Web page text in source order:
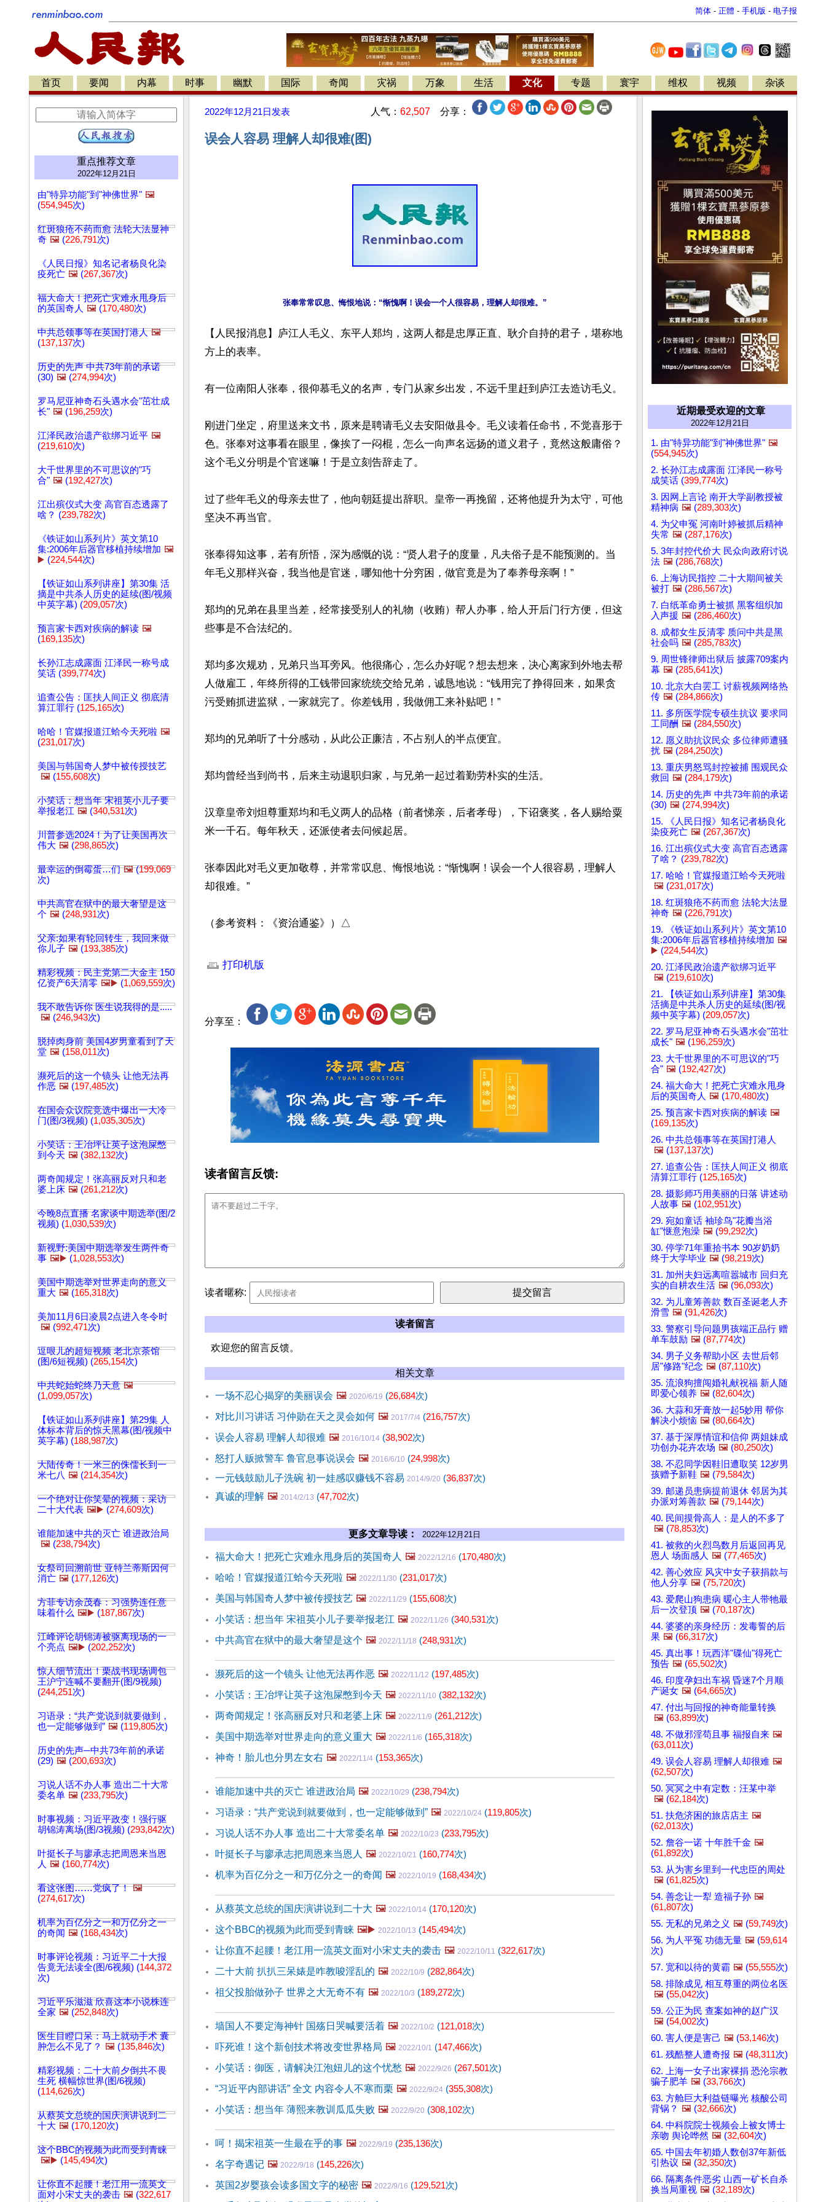
简体 - 正體 - 手机版 - 电子报
首页 要闻 内幕 时事 幽默 国际 奇闻 灾祸 万象 生活 文化 专题 寰宇 维权 视频 杂谈
重点推荐文章
2022年12月21日
由"特异功能"到"神佛世界" 🖼️
(554,945次)
红斑狼疮不药而愈 法轮大法显神
奇 🖼️ (226,791次)
《人民日报》知名记者杨良化染
疫死亡 🖼️ (267,367次)
福大命大！把死亡灾难永甩身后
的英国奇人 🖼️ (170,480次)
中共总领事等在英国打港人 🖼️
(137,137次)
历史的先声 中共73年前的承诺
(30) 🖼️ (274,994次)
罗马尼亚神奇石头遇水会"茁壮成
长" 🖼️ (196,259次)
江泽民政治遗产欲绑习近平 🖼️
(219,610次)
大千世界里的不可思议的"巧
合" 🖼️ (192,427次)
江出殡仪式大变 高官百态透露了
啥？ (239,782次)
《铁证如山系列片》英文第10
集:2006年后器官移植持续增加 🖼️
▶️ (224,544次)
【铁证如山系列讲座】第30集 活
摘是中共杀人历史的延续(图/视频
中英字幕) (209,057次)
预言家卡西对疾病的解读 🖼️
(169,135次)
长孙江志成露面 江泽民一称号成
笑话 (399,774次)
追查公告：匡扶人间正义 彻底清
算江罪行 (125,165次)
哈哈！官媒报道江蛤今天死啦 🖼️
(231,017次)
美国与韩国奇人梦中被传授技艺
🖼️ (155,608次)
小笑话：想当年 宋祖英小儿子要
举报老江 🖼️ (340,531次)
川普参选2024！为了让美国再次
伟大 🖼️ (298,865次)
最幸运的倒霉蛋…们 🖼️(199,069
次)
中共高官在狱中的最大奢望是这
个 🖼️ (248,931次)
父亲:如果有轮回转生，我回来做
你儿子 🖼️ (193,385次)
精彩视频：民主党第二大金主 150
亿资产6天清零 🖼️▶️ (1,069,559次)
我不敢告诉你 医生说我得的是.....
🖼️ (246,943次)
脱掉肉身前 美国4岁男童看到了天
堂 🖼️ (158,011次)
濒死后的这一个镜头 让他无法再
作恶 🖼️ (197,485次)
在国会众议院竞选中爆出一大冷
门(图/3视频) (1,035,305次)
小笑话：王冶坪让英子这泡屎憋
到今天 🖼️ (382,132次)
两奇闻规定！张高丽反对只和老
婆上床 🖼️ (261,212次)
今晚8点直播 名家谈中期选举(图/2
视频) (1,030,539次)
新视野:美国中期选举发生两件奇
事 🖼️▶️ (1,028,553次)
美国中期选举对世界走向的意义
重大 🖼️ (165,318次)
美加11月6日凌晨2点进入冬令时
🖼️ (992,471次)
逗哏儿的超短视频 老北京茶馆
(图/6短视频) (265,154次)
中共蛇始蛇终乃天意 🖼️
(1,099,057次)
【铁证如山系列讲座】第29集 人
体标本背后的惊天黑幕(图/视频中
英字幕) (188,987次)
大陆传奇！一米三的侏儒长到一
米七八 🖼️ (214,354次)
一个绝对让你笑晕的视频：采访
二十大代表 🖼️▶️ (274,609次)
谁能加速中共的灭亡 谁进政治局
🖼️ (238,794次)
女祭司回溯前世 亚特兰蒂斯因何
消亡 🖼️ (177,126次)
方菲专访余茂春：习强势连任意
味着什么 🖼️▶️ (187,867次)
江峰评论胡锦涛被驱离现场的一
个亮点 🖼️▶️ (202,252次)
惊人细节流出！栗战书现场调包
王沪宁连喊不要翻开(图/9视频)
(244,251次)
习语录：“共产党说到就要做到，
也一定能够做到” 🖼️ (119,805次)
历史的先声─中共73年前的承诺
(29) 🖼️ (200,693次)
习说人话不办人事 造出二十大常
委名单 🖼️ (233,795次)
时事视频：习近平政变！强行驱
胡锦涛离场(图/3视频) (293,842次)
叶挺长子与廖承志把周恩来当恩
人 🖼️ (160,774次)
看这张图……党疯了！ 🖼️
(274,617次)
机率为百亿分之一和万亿分之一
的奇闻 🖼️ (168,434次)
时事评论视频：习近平二十大报
告竟无法读全(图/6视频) (144,372
次)
习近平乐滋滋 欣喜这本小说株连
全家 🖼️ (252,848次)
医生目瞪口呆：马上就动手术 囊
肿怎么不见了？ 🖼️ (135,846次)
精彩视频：二十大前夕倒共不畏
生死 横幅惊世界(图/6视频)
(114,626次)
从蔡英文总统的国庆演讲说到二
十大 🖼️ (170,120次)
这个BBC的视频为此而受到青睐
🖼️▶️ (145,494次)
让你直不起腰！老江用一流英文
面对小宋丈夫的袭击 🖼️ (322,617
2022年12月21日 发表 人气： 62,507 分享：
误会人容易 理解人却很难(图)
【人民报消息】庐江人毛义、东平人郑均，这两人都是忠厚正直、耿介自持的君子，堪称地
方上的表率。
有一位南阳人张奉，很仰慕毛义的名声，专门从家乡出发，不远千里赶到庐江去造访毛义。
刚进门坐定，府里送来文书，原来是聘请毛义去安阳做县令。毛义读着任命书，不觉喜形于
色。张奉对这事看在眼里，像挨了一闷棍，怎么一向声名远扬的道义君子，竟然这般庸俗？
这个毛义分明是个官迷嘛！于是立刻告辞走了。
过了些年毛义的母亲去世了，他向朝廷提出辞职。皇帝一再挽留，还将他提升为太守，可他
坚决不再当官。
张奉得知这事，若有所悟，深为感慨的说：“贤人君子的度量，凡夫俗子是不能预测的。当
年毛义那样兴奋，我当他是官迷，哪知他十分穷困，做官竟是为了奉养母亲啊！”
郑均的兄弟在县里当差，经常接受别人的礼物（收贿）帮人办事，给人开后门行方便，但这
些事是不合法纪的。
郑均多次规劝，兄弟只当耳旁风。他很痛心，怎么办好呢？想去想来，决心离家到外地去帮
人做雇工，年终所得的工钱带回家统统交给兄弟，诚恳地说：“钱用完了挣得回来，如果贪
污受贿抓进监狱，一家就完了。你差钱用，我做佣工来补贴吧！”
郑均的兄弟听了十分感动，从此公正廉洁，不占别人的半点便宜。
郑均曾经当到尚书，后来主动退职归家，与兄弟一起过着勤劳朴实的生活。
汉章皇帝刘炟尊重郑均和毛义两人的品格（前者悌亲，后者孝母），下诏褒奖，各人赐给粟
米一千石。每年秋天，还派使者去问候起居。
张奉因此对毛义更加敬尊，并常常叹息、悔恨地说：“惭愧啊！误会一个人很容易，理解人
却很难。”
（参考资料：《资治通鉴》）△
打印机版
分享至：
读者留言反馈:
读者暱称:
读者留言
欢迎您的留言反馈。
相关文章
一场不忍心揭穿的美丽误会 🖼️ 2020/6/19 (26,684次)
对比川习讲话 习仲勋在天之灵会如何 🖼️ 2017/7/4 (216,757次)
误会人容易 理解人却很难 🖼️ 2016/10/14 (38,902次)
怒打人贩掀警车 鲁官息事说误会 🖼️ 2016/6/10 (24,998次)
一元钱鼓励儿子洗碗 初一娃感叹赚钱不容易 2014/9/20 (36,837次)
真诚的理解 🖼️ 2014/2/13 (47,702次)
更多文章导读： 2022年12月21日
福大命大！把死亡灾难永甩身后的英国奇人 🖼️ 2022/12/16 (170,480次)
哈哈！官媒报道江蛤今天死啦 🖼️ 2022/11/30 (231,017次)
美国与韩国奇人梦中被传授技艺 🖼️ 2022/11/29 (155,608次)
小笑话：想当年 宋祖英小儿子要举报老江 🖼️ 2022/11/26 (340,531次)
中共高官在狱中的最大奢望是这个 🖼️ 2022/11/18 (248,931次)
濒死后的这一个镜头 让他无法再作恶 🖼️ 2022/11/12 (197,485次)
小笑话：王冶坪让英子这泡屎憋到今天 🖼️ 2022/11/10 (382,132次)
两奇闻规定！张高丽反对只和老婆上床 🖼️ 2022/11/9 (261,212次)
美国中期选举对世界走向的意义重大 🖼️ 2022/11/6 (165,318次)
神奇！胎儿也分男左女右 🖼️ 2022/11/4 (153,365次)
谁能加速中共的灭亡 谁进政治局 🖼️ 2022/10/29 (238,794次)
习语录：“共产党说到就要做到，也一定能够做到” 🖼️ 2022/10/24 (119,805次)
习说人话不办人事 造出二十大常委名单 🖼️ 2022/10/23 (233,795次)
叶挺长子与廖承志把周恩来当恩人 🖼️ 2022/10/21 (160,774次)
机率为百亿分之一和万亿分之一的奇闻 🖼️ 2022/10/19 (168,434次)
从蔡英文总统的国庆演讲说到二十大 🖼️ 2022/10/14 (170,120次)
这个BBC的视频为此而受到青睐 🖼️▶️ 2022/10/13 (145,494次)
让你直不起腰！老江用一流英文面对小宋丈夫的袭击 🖼️ 2022/10/11 (322,617次)
二十大前 扒扒三呆婊是咋教唆淫乱的 🖼️ 2022/10/9 (282,864次)
祖父投胎做孙子 世界之大无奇不有 🖼️ 2022/10/3 (189,272次)
墙国人不要定海神针 国殇日哭喊要活着 🖼️ 2022/10/2 (121,018次)
吓死谁！这个新创技术将改变世界格局 🖼️ 2022/10/1 (147,466次)
小笑话：御医，请解决江泡妞儿的这个忧愁 🖼️ 2022/9/26 (267,501次)
“习近平内部讲话” 全文 内容令人不寒而栗 🖼️ 2022/9/24 (355,308次)
小笑话：想当年 薄熙来教训瓜瓜失败 🖼️ 2022/9/20 (308,102次)
呵！揭宋祖英一生最在乎的事 🖼️ 2022/9/19 (235,136次)
名字奇遇记 🖼️ 2022/9/18 (145,226次)
英国2岁婴孩会读多国文字的秘密 🖼️ 2022/9/16 (129,521次)
近期最受欢迎的文章
2022年12月21日
1. 由"特异功能"到"神佛世界" 🖼️
(554,945次)
2. 长孙江志成露面 江泽民一称号
成笑话 (399,774次)
3. 因网上言论 南开大学副教授被
精神病 🖼️ (289,303次)
4. 为父申冤 河南叶婷被抓后精神
失常 🖼️ (287,176次)
5. 3年封控代价大 民众向政府讨说
法 🖼️ (286,768次)
6. 上海访民指控 二十大期间被关
被打 🖼️ (286,567次)
7. 白纸革命勇士被抓 黑客组织加
入声援 🖼️ (286,460次)
8. 成都女生反清零 质问中共是黑
社会吗 🖼️ (285,783次)
9. 周世锋律师出狱后 披露709案内
幕 🖼️ (285,641次)
10. 北京大白罢工 讨薪视频网络热
传 🖼️ (284,866次)
11. 多所医学院专硕生抗议 要求同
工同酬 🖼️ (284,550次)
12. 愿义助抗议民众 多位律师遭骚
扰 🖼️ (284,250次)
13. 重庆男怒骂封控被捕 围观民众
救回 🖼️ (284,179次)
14. 历史的先声 中共73年前的承诺
(30) 🖼️ (274,994次)
15. 《人民日报》知名记者杨良化
染疫死亡 🖼️ (267,367次)
16. 江出殡仪式大变 高官百态透露
了啥？ (239,782次)
17. 哈哈！官媒报道江蛤今天死啦
🖼️ (231,017次)
18. 红斑狼疮不药而愈 法轮大法显
神奇 🖼️ (226,791次)
19. 《铁证如山系列片》英文第10
集:2006年后器官移植持续增加 🖼️
▶️ (224,544次)
20. 江泽民政治遗产欲绑习近平
🖼️ (219,610次)
21. 【铁证如山系列讲座】第30集
活摘是中共杀人历史的延续(图/视
频中英字幕) (209,057次)
22. 罗马尼亚神奇石头遇水会"茁壮
成长" 🖼️ (196,259次)
23. 大千世界里的不可思议的"巧
合" 🖼️ (192,427次)
24. 福大命大！把死亡灾难永甩身
后的英国奇人 🖼️ (170,480次)
25. 预言家卡西对疾病的解读 🖼️
(169,135次)
26. 中共总领事等在英国打港人
🖼️ (137,137次)
27. 追查公告：匡扶人间正义 彻底
清算江罪行 (125,165次)
28. 摄影师巧用美丽的日落 讲述动
人故事 🖼️ (102,951次)
29. 宛如童话 袖珍鸟"花瓣当浴
缸"惬意泡澡 🖼️ (99,292次)
30. 停学71年重拾书本 90岁奶奶
终于大学毕业 🖼️ (98,219次)
31. 加州夫妇远离喧嚣城市 回归充
实的自耕农生活 🖼️ (96,093次)
32. 为儿童筹善款 数百圣诞老人齐
滑雪 🖼️ (91,426次)
33. 警察引导问题男孩端正品行 赠
单车鼓励 🖼️ (87,774次)
34. 男子义务帮助小区 去世后邻
居"修路"纪念 🖼️ (87,110次)
35. 流浪狗擅闯婚礼献祝福 新人随
即爱心领养 🖼️ (82,604次)
36. 大蒜和牙膏放一起5妙用 帮你
解决小烦恼 🖼️ (80,664次)
37. 基于深厚情谊和信仰 两姐妹成
功创办花卉农场 🖼️ (80,250次)
38. 不忍同学因鞋旧遭取笑 12岁男
孩赠予新鞋 🖼️ (79,584次)
39. 邮递员患病提前退休 邻居为其
办派对筹善款 🖼️ (79,144次)
40. 民间摸骨高人：是人的不多了
🖼️ (78,853次)
41. 被救的火烈鸟数月后返回再见
恩人 场面感人 🖼️ (77,465次)
42. 善心效应 风灾中女子获捐款与
他人分享 🖼️ (75,720次)
43. 爱爬山狗患病 暖心主人带牠最
后一次登顶 🖼️ (70,187次)
44. 婆婆的亲身经历：发毒誓的后
果 🖼️ (66,317次)
45. 真出事！玩西洋"碟仙"得死亡
预告 🖼️ (65,502次)
46. 印度孕妇出车祸 昏迷7个月顺
产诞女 🖼️ (64,665次)
47. 付出与回报的神奇能量转换
🖼️ (63,899次)
48. 不做邪淫苟且事 福报自来 🖼️
(63,011次)
49. 误会人容易 理解人却很难 🖼️
(62,507次)
50. 冥冥之中有定数：汪某中举
🖼️ (62,184次)
51. 扶危济困的旅店店主 🖼️
(62,013次)
52. 詹谷一诺 十年胜千金 🖼️
(61,892次)
53. 从为害乡里到一代忠臣的周处
🖼️ (61,825次)
54. 善念让一犁 造福子孙 🖼️
(61,807次)
55. 无私的兄弟之义 🖼️ (59,749次)
56. 为人平冤 功德无量 🖼️ (59,614
次)
57. 宽和以待的黄霸 🖼️ (55,555次)
58. 排除成见 相互尊重的两位名医
🖼️ (55,042次)
59. 公正为民 查案如神的赵广汉
🖼️ (54,002次)
60. 害人便是害己 🖼️ (53,146次)
61. 残酷整人遭奇报 🖼️ (48,311次)
62. 上海一女子出家裸捐 恐沦宗教
骗子肥羊 🖼️ (33,766次)
63. 方舱巨大利益链曝光 核酸公司
背锅？ 🖼️ (32,666次)
64. 中科院院士视频会上被女博士
亲吻 舆论哗然 🖼️ (32,604次)
65. 中国去年初婚人数创37年新低
引热议 🖼️ (32,350次)
66. 隔离条件恶劣 山西一矿长自杀
换当局重视 🖼️ (32,189次)